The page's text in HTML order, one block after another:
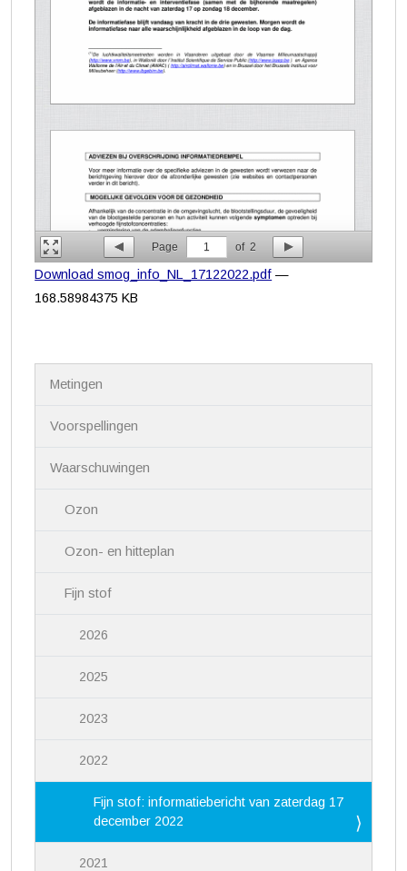
Page 1 of 2
Download smog_info_NL_17122022.pdf —
168.58984375 KB
Metingen
Voorspellingen
Waarschuwingen
Ozon
Ozon- en hitteplan
Fijn stof
2026
2025
2023
2022
Fijn stof: informatiebericht van zaterdag 17
december 2022
2021